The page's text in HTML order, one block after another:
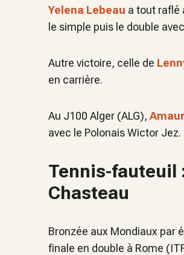
Yelena Lebeau a tout raflé
le simple puis le double
Autre victoire, celle de
en carrière.
Au J100 Alger (ALG),
avec le Polonais Wictor Jez.
Tennis-fauteuil
Chasteau
Bronzée aux Mondiaux par
finale en double à Rome